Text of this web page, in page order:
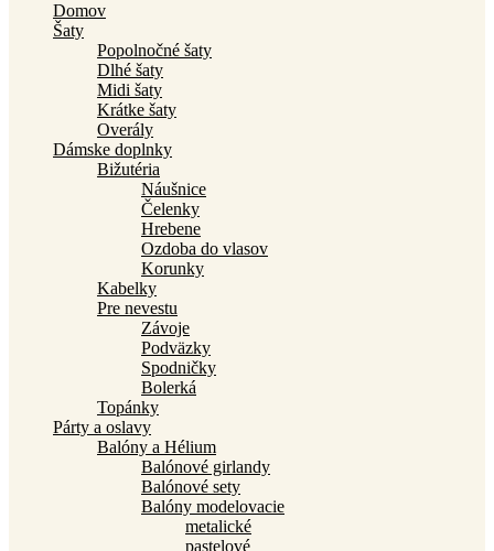
Domov
Šaty
Popolnočné šaty
Dlhé šaty
Midi šaty
Krátke šaty
Overály
Dámske doplnky
Bižutéria
Náušnice
Čelenky
Hrebene
Ozdoba do vlasov
Korunky
Kabelky
Pre nevestu
Závoje
Podväzky
Spodničky
Bolerká
Topánky
Párty a oslavy
Balóny a Hélium
Balónové girlandy
Balónové sety
Balóny modelovacie
metalické
pastelové